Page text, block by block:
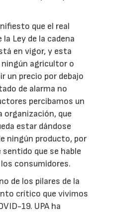
que el real
Ley de la cadena
en vigor, y esta
agricultor o
un precio por debajo
de alarma no
percibamos un
organización, que
estar dándose
ningún producto, por
que se hable
consumidores.
de los pilares de la
crítico que vivimos
19. UPA ha